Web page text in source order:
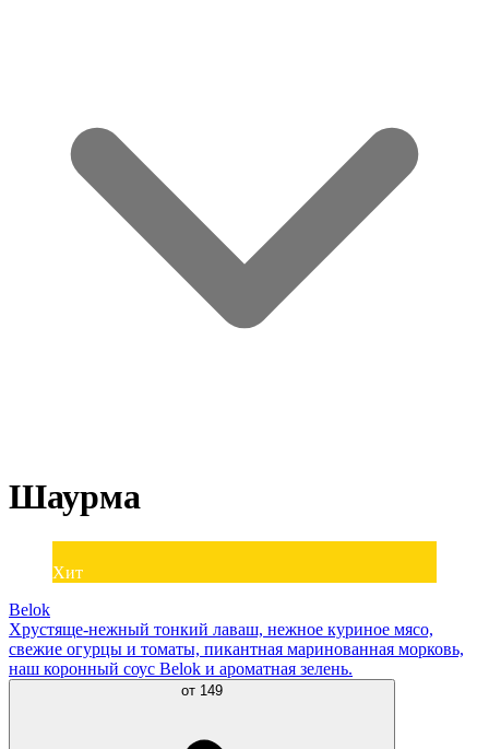
Шаурма
Хит
Belok
Хрустяще-нежный тонкий лаваш, нежное куриное мясо,
свежие огурцы и томаты, пикантная маринованная морковь,
наш коронный соус Belok и ароматная зелень.
от 149